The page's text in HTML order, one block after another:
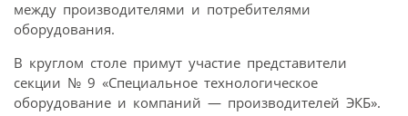
между производителями и потребителями
оборудования.
В круглом столе примут участие представители
секции № 9 «Специальное технологическое
оборудование и компаний — производителей ЭКБ».